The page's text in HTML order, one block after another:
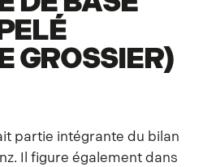
GROSSIER)
partie intégrante du bilan
Il figure également dans